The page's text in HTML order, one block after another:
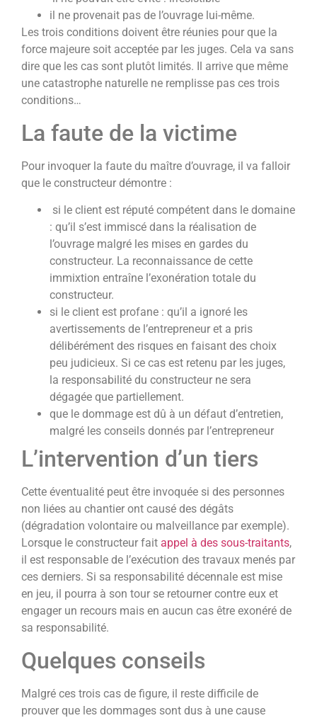
il ne provenait pas de l’ouvrage lui-même.
Les trois conditions doivent être réunies pour que la
force majeure soit acceptée par les juges. Cela va sans
dire que les cas sont plutôt limités. Il arrive que même
une catastrophe naturelle ne remplisse pas ces trois
conditions…
La faute de la victime
Pour invoquer la faute du maître d’ouvrage, il va falloir
que le constructeur démontre :
si le client est réputé compétent dans le domaine
: qu’il s’est immiscé dans la réalisation de
l’ouvrage malgré les mises en gardes du
constructeur. La reconnaissance de cette
immixtion entraîne l’exonération totale du
constructeur.
si le client est profane : qu’il a ignoré les
avertissements de l’entrepreneur et a pris
délibérément des risques en faisant des choix
peu judicieux. Si ce cas est retenu par les juges,
la responsabilité du constructeur ne sera
dégagée que partiellement.
que le dommage est dû à un défaut d’entretien,
malgré les conseils donnés par l’entrepreneur
L’intervention d’un tiers
Cette éventualité peut être invoquée si des personnes
non liées au chantier ont causé des dégâts
(dégradation volontaire ou malveillance par exemple).
Lorsque le constructeur fait appel à des sous-traitants,
il est responsable de l’exécution des travaux menés par
ces derniers. Si sa responsabilité décennale est mise
en jeu, il pourra à son tour se retourner contre eux et
engager un recours mais en aucun cas être exonéré de
sa responsabilité.
Quelques conseils
Malgré ces trois cas de figure, il reste difficile de
prouver que les dommages sont dus à une cause